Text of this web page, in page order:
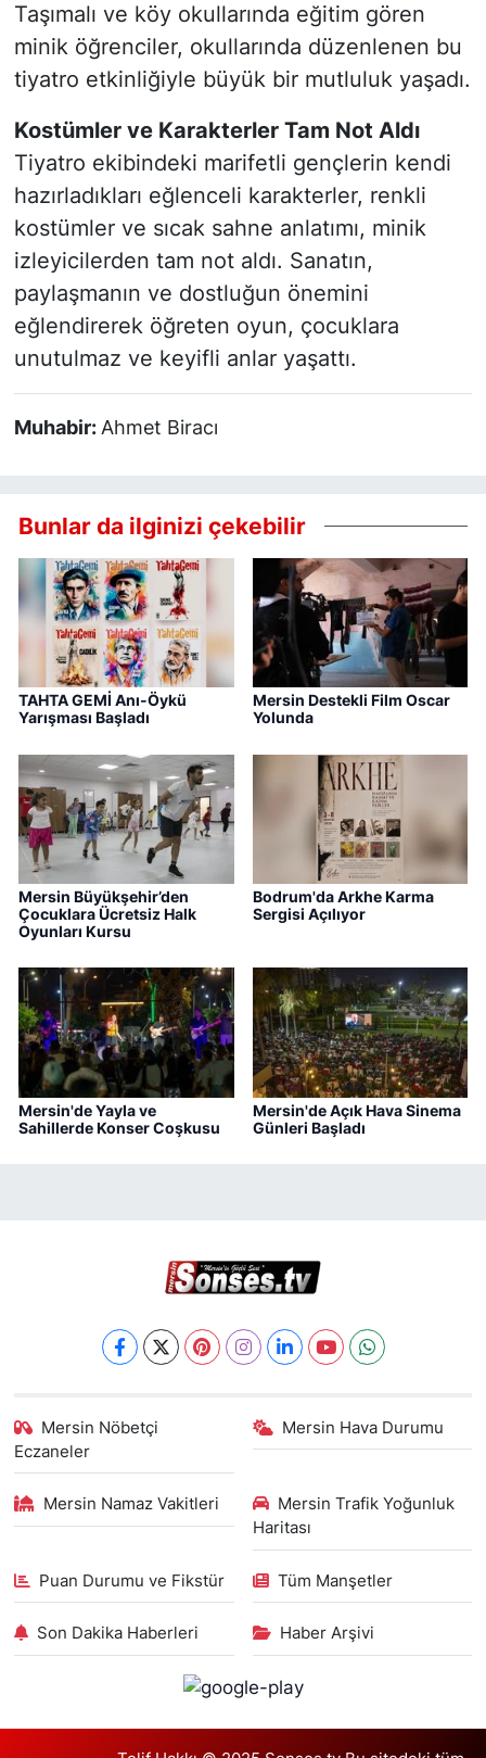
Taşımalı ve köy okullarında eğitim gören
minik öğrenciler, okullarında düzenlenen bu
tiyatro etkinliğiyle büyük bir mutluluk yaşadı.
Kostümler ve Karakterler Tam Not Aldı
Tiyatro ekibindeki marifetli gençlerin kendi
hazırladıkları eğlenceli karakterler, renkli
kostümler ve sıcak sahne anlatımı, minik
izleyicilerden tam not aldı. Sanatın,
paylaşmanın ve dostluğun önemini
eğlendirerek öğreten oyun, çocuklara
unutulmaz ve keyifli anlar yaşattı.
Muhabir: Ahmet Biracı
Bunlar da ilginizi çekebilir
TAHTA GEMİ Anı-Öykü
Yarışması Başladı
Mersin Destekli Film Oscar
Yolunda
Mersin Büyükşehir’den
Çocuklara Ücretsiz Halk
Oyunları Kursu
Bodrum'da Arkhe Karma
Sergisi Açılıyor
Mersin'de Yayla ve
Sahillerde Konser Coşkusu
Mersin'de Açık Hava Sinema
Günleri Başladı
Mersin Nöbetçi
Eczaneler
Mersin Hava Durumu
Mersin Namaz Vakitleri
Mersin Trafik Yoğunluk
Haritası
Puan Durumu ve Fikstür Tüm Manşetler
Son Dakika Haberleri Haber Arşivi